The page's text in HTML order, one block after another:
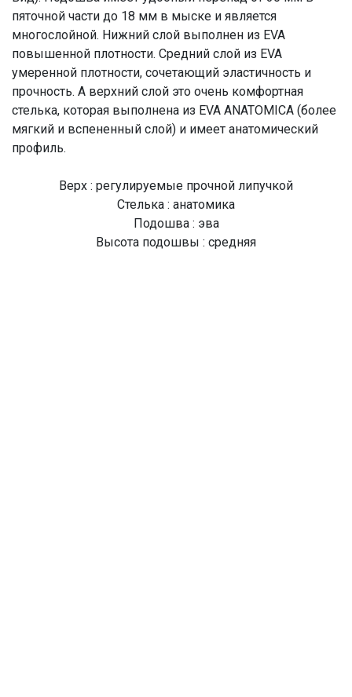
пяточной части до 18 мм в мыске и является
многослойной. Нижний слой выполнен из EVA
повышенной плотности. Средний слой из EVA
умеренной плотности, сочетающий эластичность и
прочность. А верхний слой это очень комфортная
стелька, которая выполнена из EVA ANATOMICA (более
мягкий и вспененный слой) и имеет анатомический
профиль.
Верх : регулируемые прочной липучкой
Стелька : анатомика
Подошва : эва
Высота подошвы : средняя